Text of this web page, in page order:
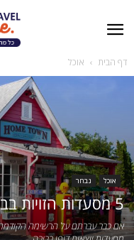
דף הבית אוכל
אוכל נבחר
5 מסעדות הזויות בבנגקוק
אם כבר עברתם על הרשימה